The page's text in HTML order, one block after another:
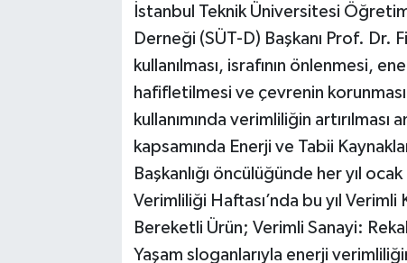
İstanbul Teknik Üniversitesi
Derneği (SÜT-D) Başkanı Prof. Dr.
kullanılması, israfının önlenmesi,
hafifletilmesi ve çevrenin
kullanımında verimliliğin artırılması
kapsamında Enerji ve Tabii
Başkanlığı öncülüğünde her yıl
Verimliliği Haftası’nda bu yıl
Bereketli Ürün; Verimli Sanayi:
Yaşam sloganlarıyla enerji